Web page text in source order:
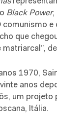
Black Power,
comunismo e
que
matriarcal”,
1970,
anos
um projeto
Itália.